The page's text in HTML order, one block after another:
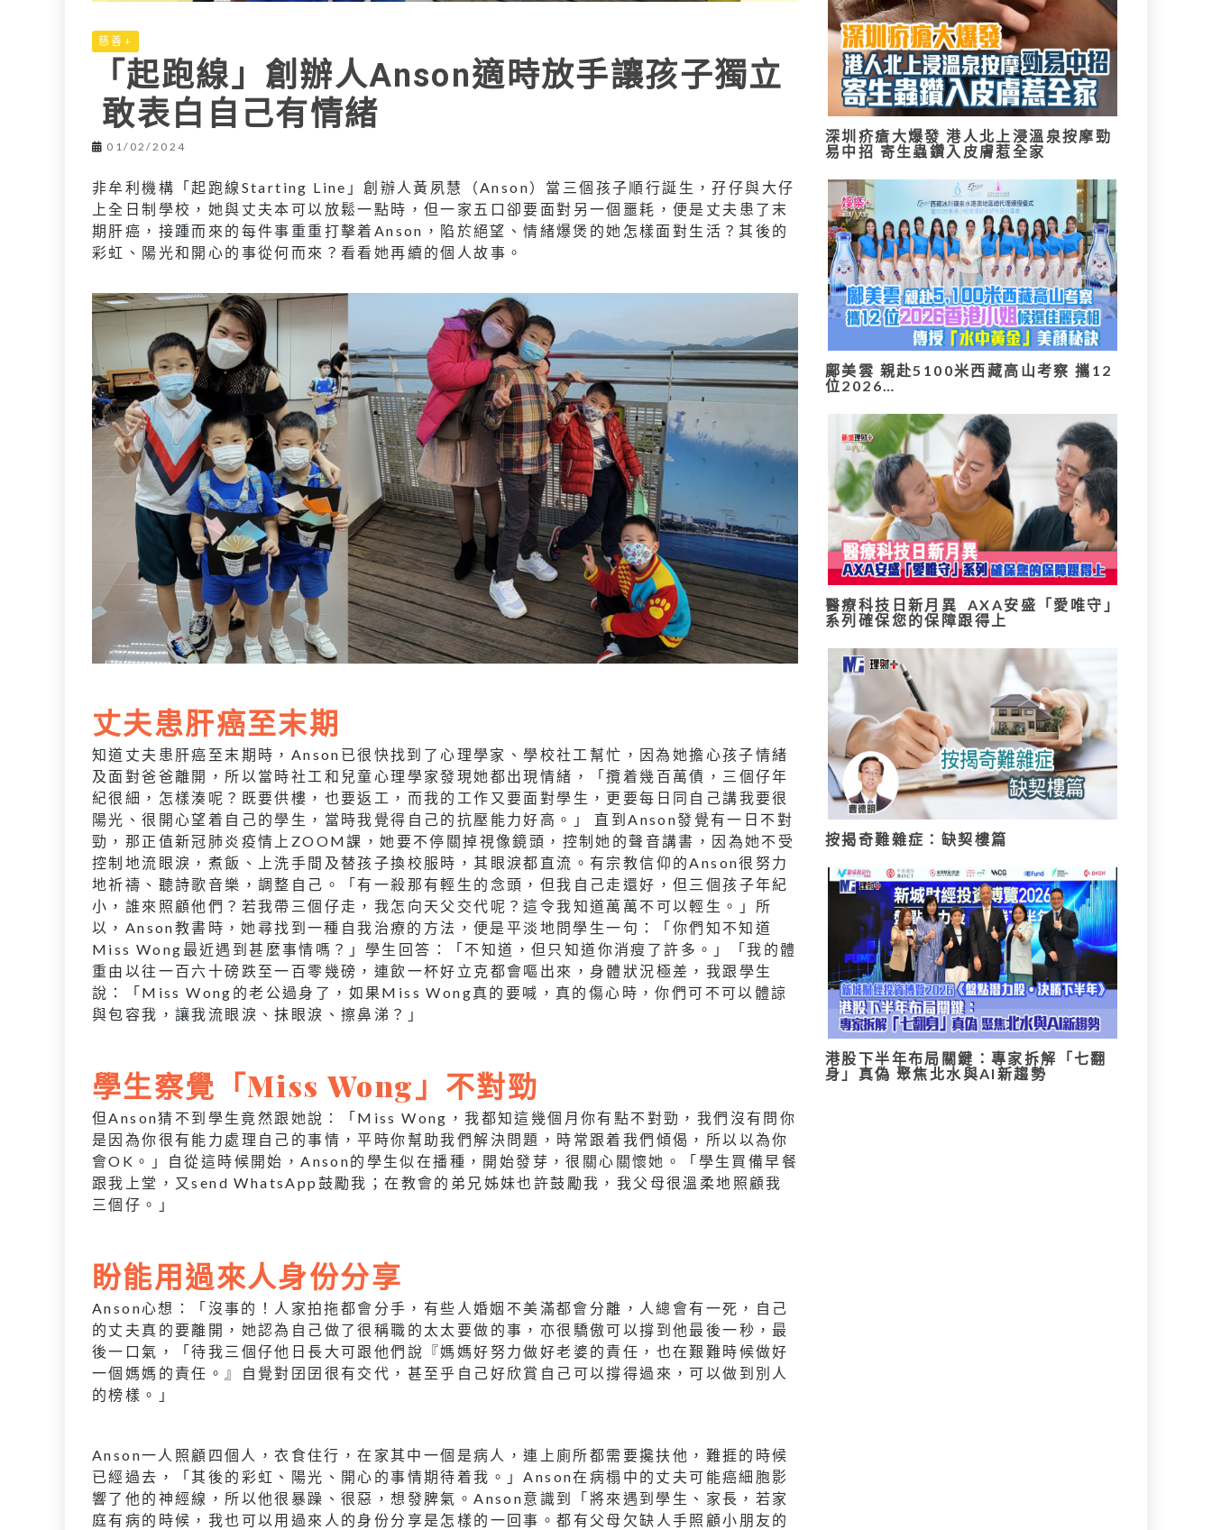
慈善+
「起跑線」創辦人Anson適時放手讓孩子獨立
敢表白自己有情緒
01/02/2024
非牟利機構「起跑線Starting Line」創辦人黃夙慧（Anson）當三個孩子順行誕生，孖仔與大仔
上全日制學校，她與丈夫本可以放鬆一點時，但一家五口卻要面對另一個噩耗，便是丈夫患了末
期肝癌，接踵而來的每件事重重打擊着Anson，陷於絕望、情緒爆煲的她怎樣面對生活？其後的
彩虹、陽光和開心的事從何而來？看看她再續的個人故事。
丈夫患肝癌至末期
知道丈夫患肝癌至末期時，Anson已很快找到了心理學家、學校社工幫忙，因為她擔心孩子情緒
及面對爸爸離開，所以當時社工和兒童心理學家發現她都出現情緒，「攬着幾百萬債，三個仔年
紀很細，怎樣湊呢？既要供樓，也要返工，而我的工作又要面對學生，更要每日同自己講我要很
陽光、很開心望着自己的學生，當時我覺得自己的抗壓能力好高。」 直到Anson發覺有一日不對
勁，那正值新冠肺炎疫情上ZOOM課，她要不停關掉視像鏡頭，控制她的聲音講書，因為她不受
控制地流眼淚，煮飯、上洗手間及替孩子換校服時，其眼淚都直流。有宗教信仰的Anson很努力
地祈禱、聽詩歌音樂，調整自己。「有一殺那有輕生的念頭，但我自己走還好，但三個孩子年紀
小，誰來照顧他們？若我帶三個仔走，我怎向天父交代呢？這令我知道萬萬不可以輕生。」所
以，Anson教書時，她尋找到一種自我治療的方法，便是平淡地問學生一句：「你們知不知道
Miss Wong最近遇到甚麼事情嗎？」學生回答：「不知道，但只知道你消瘦了許多。」「我的體
重由以往一百六十磅跌至一百零幾磅，連飲一杯好立克都會嘔出來，身體狀況極差，我跟學生
說：「Miss Wong的老公過身了，如果Miss Wong真的要喊，真的傷心時，你們可不可以體諒
與包容我，讓我流眼淚、抹眼淚、擦鼻涕？」
學生察覺「Miss Wong」不對勁
但Anson猜不到學生竟然跟她說：「Miss Wong，我都知這幾個月你有點不對勁，我們沒有問你
是因為你很有能力處理自己的事情，平時你幫助我們解決問題，時常跟着我們傾偈，所以以為你
會OK。」自從這時候開始，Anson的學生似在播種，開始發芽，很關心關懷她。「學生買備早餐
跟我上堂，又send WhatsApp鼓勵我；在教會的弟兄姊妹也許鼓勵我，我父母很溫柔地照顧我
三個仔。」
盼能用過來人身份分享
Anson心想：「沒事的！人家拍拖都會分手，有些人婚姻不美滿都會分離，人總會有一死，自己
的丈夫真的要離開，她認為自己做了很稱職的太太要做的事，亦很驕傲可以撐到他最後一秒，最
後一口氣，「待我三個仔他日長大可跟他們說『媽媽好努力做好老婆的責任，也在艱難時候做好
一個媽媽的責任。』自覺對囝囝很有交代，甚至乎自己好欣賞自己可以撐得過來，可以做到別人
的榜樣。」
Anson一人照顧四個人，衣食住行，在家其中一個是病人，連上廁所都需要攙扶他，難捱的時候
已經過去，「其後的彩虹、陽光、開心的事情期待着我。」Anson在病榻中的丈夫可能癌細胞影
響了他的神經線，所以他很暴躁、很惡，想發脾氣。Anson意識到「將來遇到學生、家長，若家
庭有病的時候，我也可以用過來人的身份分享是怎樣的一回事。都有父母欠缺人手照顧小朋友的
深圳疥瘡大爆發 港人北上浸溫泉按摩勁
易中招 寄生蟲鑽入皮膚惹全家
鄺美雲 親赴5100米西藏高山考察 攜12
位2026…
醫療科技日新月異 AXA安盛「愛唯守」
系列確保您的保障跟得上
按揭奇難雜症：缺契樓篇
港股下半年布局關鍵：專家拆解「七翻
身」真偽 聚焦北水與AI新趨勢